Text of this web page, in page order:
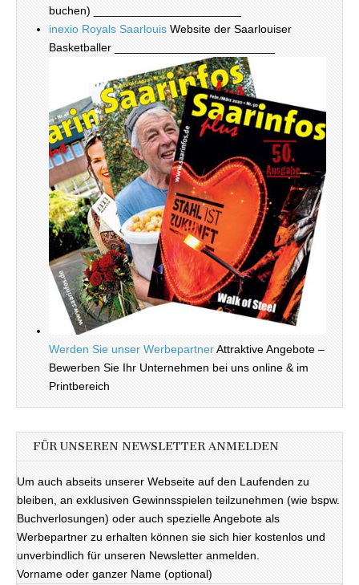
buchen) _______________________
inexio Royals Saarlouis Website der Saarlouiser
Basketballer _________________________
Werden Sie unser WerbepartnerAttraktive Angebote –
Bewerben Sie Ihr Unternehmen bei uns online & im
Printbereich
FÜR UNSEREN NEWSLETTER ANMELDEN
Um auch abseits unserer Webseite auf den Laufenden zu
bleiben, an exklusiven Gewinnsspielen teilzunehmen (wie bspw.
Buchverlosungen) oder auch spezielle Angebote als
Werbepartner zu erhalten können sie sich hier kostenlos und
unverbindlich für unseren Newsletter anmelden.
Vorname oder ganzer Name (optional)